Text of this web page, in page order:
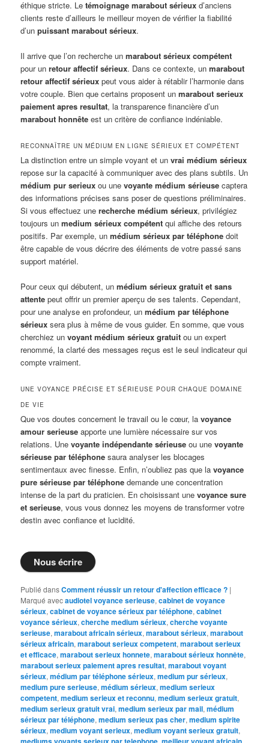
éthique stricte. Letémoignage marabout sérieux d’anciens
clients reste d’ailleurs le meilleur moyen de vérifier la fiabilité
d’unpuissant marabout sérieux.
Il arrive que l’on recherche unmarabout sérieux compétent
pour unretour affectif sérieux. Dans ce contexte, unmarabout
retour affectif sérieux peut vous aider à rétablir l’harmonie dans
votre couple. Bien que certains proposent unmarabout serieux
paiement apres resultat, la transparence financière d’un
marabout honnête est un critère de confiance indéniable.
RECONNAÎTRE UN MÉDIUM EN LIGNE SÉRIEUX ET COMPÉTENT
La distinction entre un simple voyant et unvrai médium sérieux
repose sur la capacité à communiquer avec des plans subtils. Un
médium pur serieux ou unevoyante médium sérieuse captera
des informations précises sans poser de questions préliminaires.
Si vous effectuez unerecherche médium sérieux, privilégiez
toujours unmedium sérieux compétent qui affiche des retours
positifs. Par exemple, unmédium sérieux par téléphone doit
être capable de vous décrire des éléments de votre passé sans
support matériel.
Pour ceux qui débutent, unmédium sérieux gratuit et sans
attente peut offrir un premier aperçu de ses talents. Cependant,
pour une analyse en profondeur, unmédium par téléphone
sérieux sera plus à même de vous guider. En somme, que vous
cherchiez unvoyant médium sérieux gratuit ou un expert
renommé, la clarté des messages reçus est le seul indicateur qui
compte vraiment.
UNE VOYANCE PRÉCISE ET SÉRIEUSE POUR CHAQUE DOMAINE
DE VIE
Que vos doutes concernent le travail ou le cœur, lavoyance
amour serieuse apporte une lumière nécessaire sur vos
relations. Unevoyante indépendante sérieuse ou unevoyante
sérieuse par téléphone saura analyser les blocages
sentimentaux avec finesse. Enfin, n’oubliez pas que lavoyance
pure sérieuse par téléphone demande une concentration
intense de la part du praticien. En choisissant unevoyance sure
et serieuse, vous vous donnez les moyens de transformer votre
destin avec confiance et lucidité.
Nous écrire
Publié dansComment réussir un retour d'affection efficace ? |
Marqué avecaudiotel voyance serieuse,cabinet de voyance
sérieux,cabinet de voyance sérieux par téléphone,cabinet
voyance sérieux,cherche medium sérieux,cherche voyante
serieuse,marabout africain sérieux,marabout sérieux,marabout
sérieux africain,marabout serieux competent,marabout serieux
et efficace,marabout serieux honnete,marabout sérieux honnête,
marabout serieux paiement apres resultat,marabout voyant
sérieux,médium par téléphone sérieux,medium pur sérieux,
medium pure serieuse,médium sérieux,medium serieux
competent,medium serieux et reconnu,medium serieux gratuit,
medium serieux gratuit vrai,medium serieux par mail,médium
sérieux par téléphone,medium serieux pas cher,medium spirite
sérieux,medium voyant serieux,medium voyant serieux gratuit,
,